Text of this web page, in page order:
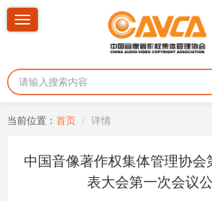
Toggle
当前位置： 首页 详情
中国音像著作权集体管理协会
表大会第一次会议